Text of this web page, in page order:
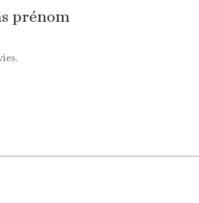
prénom